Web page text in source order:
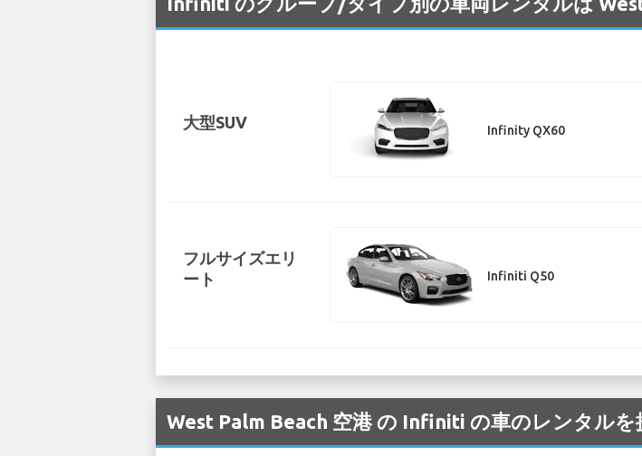
大型SUV Infinity QX60
フルサイズエリ
ート
Infiniti Q50
West Palm Beach 空港 の Infiniti の車のレンタル